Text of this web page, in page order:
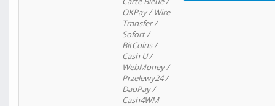
OKPay / Wire
Transfer /
Sofort /
BitCoins /
Cash U /
WebMoney /
Przelewy24 /
DaoPay /
Cash4WM